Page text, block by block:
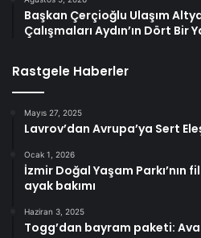
Başkan Çerçioğlu Ulaşım
Çalışmaları Aydın’ın Dört Bir
Rastgele Haberler
Mayıs 27, 2025
Lavrov’dan Avrupa’ya Sert
Ocak 1, 2026
İzmir Doğal Yaşam
ayak bakımı
Haziran 3, 2025
Togg’dan bayram paketi: